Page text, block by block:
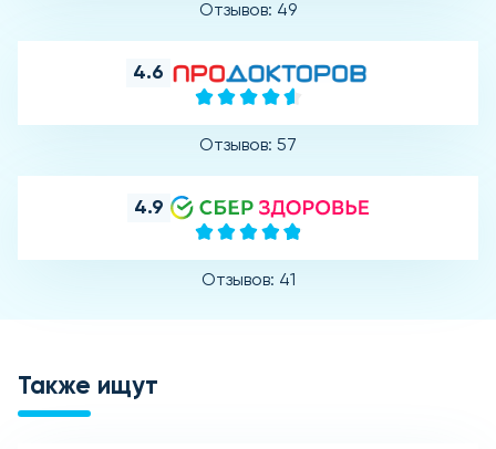
Отзывов: 49
4.6
Отзывов: 57
4.9
Отзывов: 41
Также ищут